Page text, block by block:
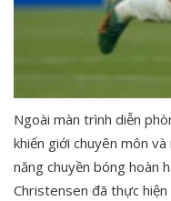
Ngoài màn trình diễn
khiến giới chuyên môn
năng chuyền bóng hoàn
Christensen đã thực